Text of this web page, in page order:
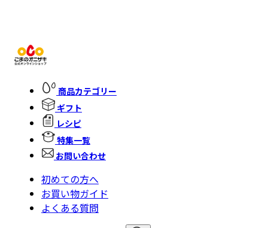
商品カテゴリー
ギフト
レシピ
特集一覧
お問い合わせ
初めての方へ
お買い物ガイド
よくある質問